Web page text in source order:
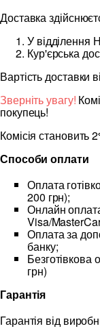
Доставка
У відділення
Кур'єрська
Вартість доставки
Зверніть увагу!
покупець!
Комісія становить
Способи оплати
Оплата
200 грн);
Онлайн
Visa/
Оплата за
банку;
грн)
Гарантія
Гарантія від